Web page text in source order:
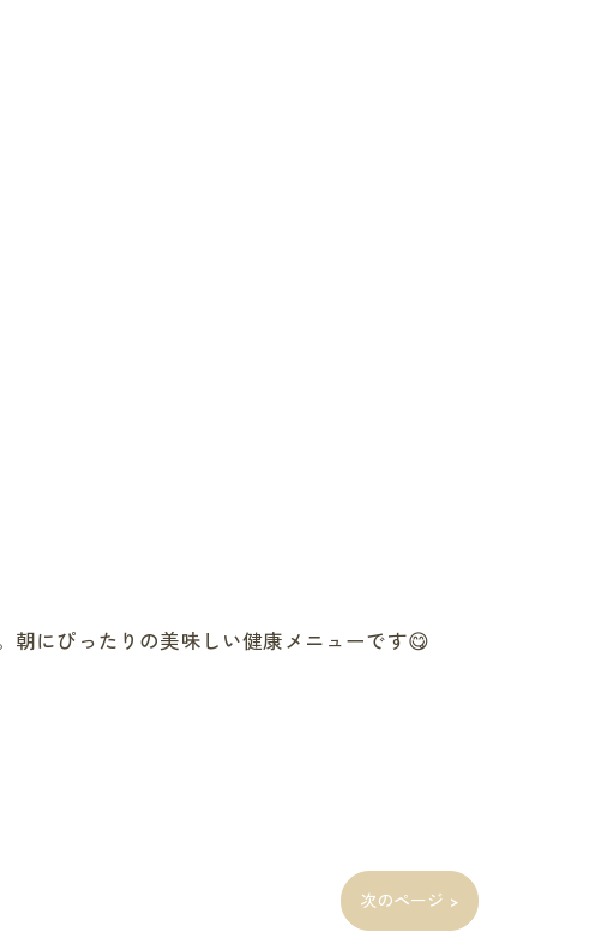
朝にぴったりの美味しい健康メニューです😋
次のページ >